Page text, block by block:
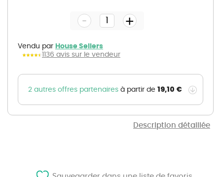
Description détaillée
gallery
Vendu par House Sellers
1136 avis sur le vendeur
- +
2 autres offres partenaires à partir de 19,10 €